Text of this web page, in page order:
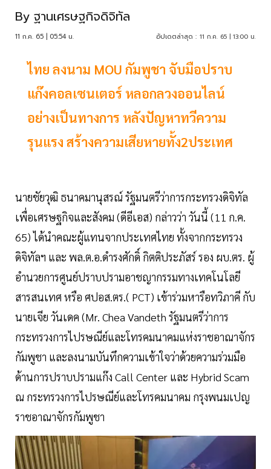
By ฐานเศรษฐกิจดิจิทัล
11 ก.ค. 65 | 05:54 น. อัปเดตล่าสุด : 11 ก.ค. 65 | 13:00 น.
ไทย ลงนาม MOU กัมพูชา จับมือปราบ
แก๊งคอลเซนเตอร์ หลอกลวงออนไลน์
อย่างเป็นทางการ หลังปัญหาทวีความ
รุนแรง สร้างความเสียหายทั้ง2ประเทศ
นายชัยวุฒิ ธนาคมานุสรณ์ รัฐมนตรีว่าการกระทรวงดิจิทัล
เพื่อเศรษฐกิจและสังคม (ดีอีเอส) กล่าวว่า วันนี้ (11 ก.ค.
65) ได้นำคณะผู้แทนจากประเทศไทย ทั้งจากกระทรวง
ดิจิทัลฯ และ พล.ต.อ.ดำรงศักดิ์ กิตติประภัสร์ รอง ผบ.ตร. ผู้
อำนวยการศูนย์ปราบปรามอาชญากรรมทางเทคโนโลยี
สารสนเทศ หรือ ศปอส.ตร.( PCT) เข้าร่วมหารือทวิภาคี กับ
นายเจีย วันเดค (Mr. Chea Vandeth รัฐมนตรีว่าการ
กระทรวงการไปรษณีย์และโทรคมนาคมแห่งราชอาณาจักร
กัมพูชา และลงนามบันทึกความเข้าใจว่าด้วยความร่วมมือ
ด้านการปราบปรามแก๊ง Call Center และ Hybrid Scam
ณ กระทรวงการไปรษณีย์และโทรคมนาคม กรุงพนมเปญ
ราชอาณาจักรกัมพูชา